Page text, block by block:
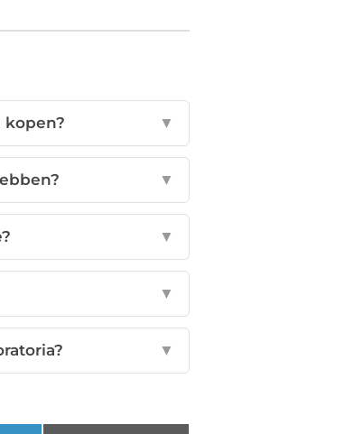
kopen? ▼
▼
▼
▼
▼